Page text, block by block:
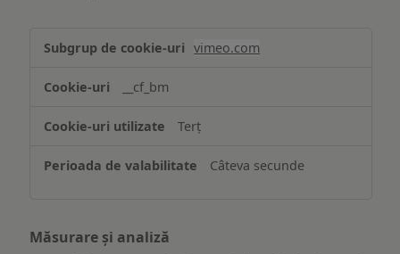
funcționalităților
ului
vimeo.com
__cf_bm
Terț
Câteva secunde
Măsurare și analiză